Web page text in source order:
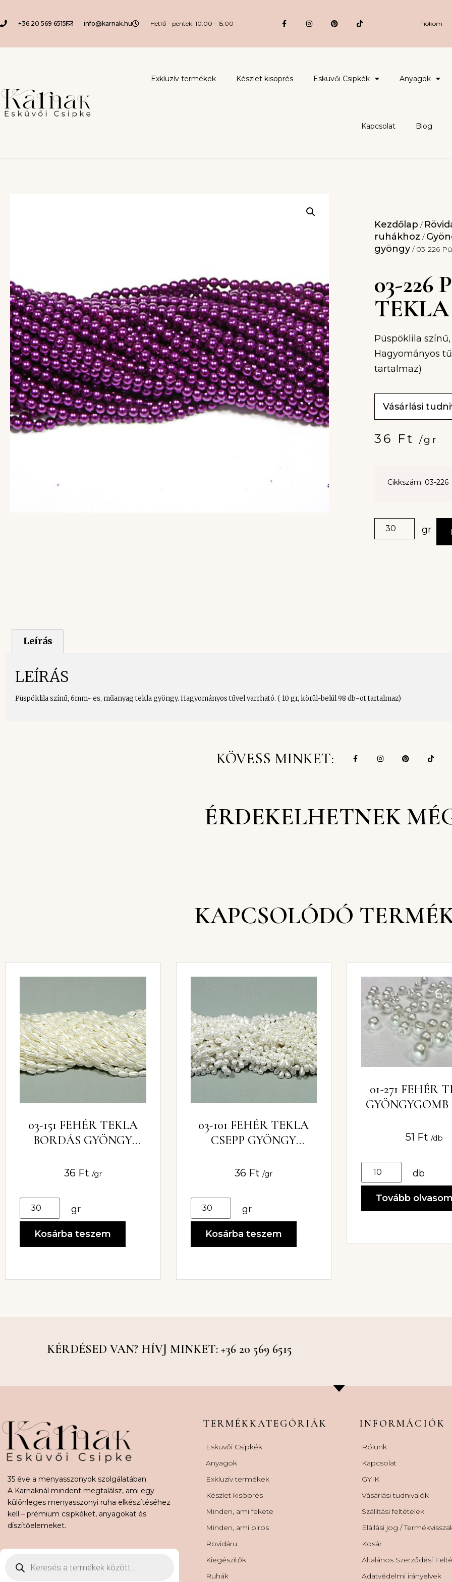
+36 20 569 6515 info@karnak.hu Hétfő - péntek: 10:00 - 15:00 Fiókom
Exkluzív termékek Készlet kisöprés Esküvői Csipkék Anyagok
Kapcsolat Blog
Kezdőlap /
ruhákhoz /
gyöngy / 03-226
03-226
Püspöklila
Hagyományos
tartalmaz)
Vásárlási
36 Ft /gr
Cikkszám: 03-226
gr
Leírás
LEÍRÁS
Püspöklila színű, 6mm- es, műanyag tekla gyöngy. Hagyományos tűvel varrható. ( 10 gr, körül-belül 98 db-ot tartalmaz)
KÖVESS MINKET:
ÉRDEKELHETNEK
KAPCSOLÓDÓ
03-151 FEHÉR TEKLA
BORDÁS GYÖNGY
36 Ft /gr
gr
Kosárba teszem
03-101 FEHÉR TEKLA
CSEPP GYÖNGY
36 Ft /gr
gr
Kosárba teszem
01-271 FEHÉR
51 Ft /db
db
Tovább
KÉRDÉSED VAN? HÍVJ MINKET: +36 20 569 6515
35 éve a menyasszonyok szolgálatában.
A Karnaknál mindent megtalálsz, ami egy
különleges menyasszonyi ruha elkészítéséhez
kell – prémium csipkéket, anyagokat és
díszítőelemeket.
TERMÉKKATEGÓRIÁK
Esküvői Csipkék
Anyagok
Exkluzív termékek
Készlet kisöprés
Minden, ami fekete
Minden, ami piros
Rövidáru
Kiegészítők
Ruhák
INFORMÁCIÓK
Rólunk
Kapcsolat
GYIK
Vásárlási tudnivalók
Szállítási feltételek
Elállási jog /
Kosár
Általános Szerződési
Adatvédelmi irányelvek